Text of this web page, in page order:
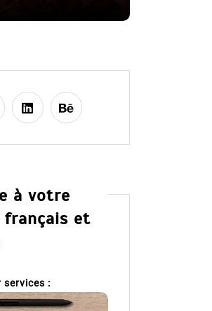
à votre
français et
services :